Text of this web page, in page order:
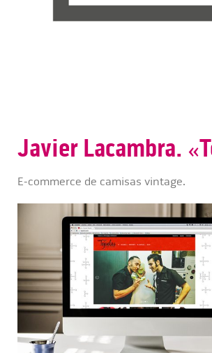
Javier Lacambra.
E-commerce de camisas vintage.